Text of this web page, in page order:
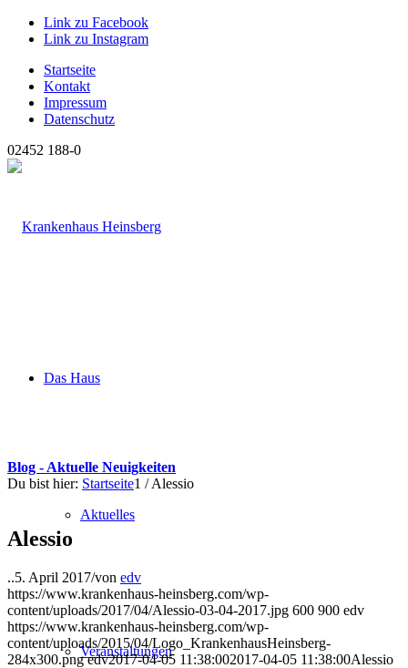
Link zu Facebook
Link zu Instagram
Startseite
Kontakt
Impressum
Datenschutz
02452 188-0
Das Haus
Aktuelles
Veranstaltungen
Blog - Aktuelle Neuigkeiten
Du bist hier: Startseite1 / Alessio
Alessio
..5. April 2017/von edv
https://www.krankenhaus-heinsberg.com/wp-
content/uploads/2017/04/Alessio-03-04-2017.jpg 600 900 edv
https://www.krankenhaus-heinsberg.com/wp-
content/uploads/2015/04/Logo_KrankenhausHeinsberg-
284x300.png edv2017-04-05 11:38:002017-04-05 11:38:00Alessio